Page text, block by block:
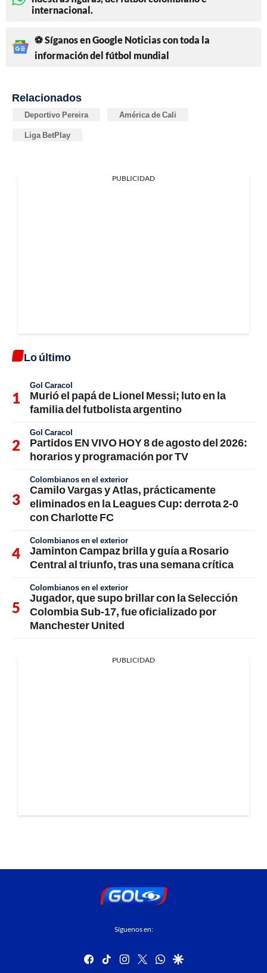
internacional.
⚽ Síganos en Google Noticias con toda la
información del fútbol mundial
Relacionados
Deportivo Pereira América de Cali
Liga BetPlay
PUBLICIDAD
Lo último
Gol Caracol
Murió el papá de Lionel Messi; luto en la
familia del futbolista argentino
Gol Caracol
Partidos EN VIVO HOY 8 de agosto del 2026:
horarios y programación por TV
Colombianos en el exterior
Camilo Vargas y Atlas, prácticamente
eliminados en la Leagues Cup: derrota 2-0
con Charlotte FC
Colombianos en el exterior
Jaminton Campaz brilla y guía a Rosario
Central al triunfo, tras una semana crítica
Colombianos en el exterior
Jugador, que supo brillar con la Selección
Colombia Sub-17, fue oficializado por
Manchester United
PUBLICIDAD
Síguenos en:
facebook
tiktok instagram
twitterwhatsapp
google